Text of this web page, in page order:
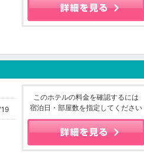
このホテルの料金を確認するには
宿泊日・部屋数を指定してください